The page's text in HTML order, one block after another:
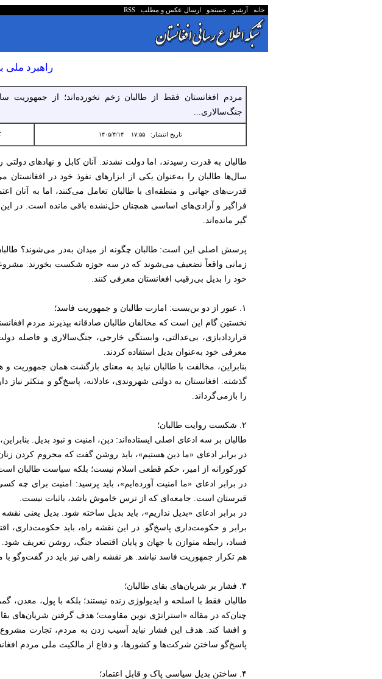
خانه آرشیو جستجو ارسال عکس و مطلب RSS
راهبرد ملی
مردم افغانستان فقط از طالبان زخم نخورده‌اند؛ از جمهوریت
جنگ‌سالاری...
تاریخ انتشار:۱۷:۵۵ ۱۴۰۵/۴/۱۴
طالبان به قدرت رسیدند، اما دولت نشدند. آنان کابل و نهادهای
سال‌ها طالبان را به‌عنوان یکی از ابزارهای نفوذ خود در
قدرت‌های جهانی و منطقه‌ای با طالبان تعامل می‌کنند، اما به
فراگیر و آزادی‌های اساسی همچنان حل‌نشده باقی مانده است. در
گیر مانده‌اند.
پرسش اصلی این است: طالبان چگونه از میدان به‌در می‌شوند؟ طالبان
زمانی واقعاً تضعیف می‌شوند که در سه حوزه شکست بخورند: مشروعیت
خود را بدیل بی‌رقیب افغانستان معرفی کنند.
۱. عبور از دو بن‌بست: امارت طالبان و جمهوریت فاسد؛
نخستین گام این است که مخالفان طالبان صادقانه بپذیرند مردم
قراردادبازی، بی‌عدالتی، وابستگی خارجی، جنگ‌سالاری و فاصله
معرفی خود به‌عنوان بدیل استفاده کردند.
بنابراین، مخالفت با طالبان نباید به معنای بازگشت همان جمهوریت
گذشته. افغانستان به دولتی شهروندی، عادلانه، پاسخ‌گو و متکثر
را بازمی‌گرداند.
۲. شکست روایت طالبان؛
طالبان بر سه ادعای اصلی ایستاده‌اند: دین، امنیت و نبود بدیل.
در برابر ادعای «ما دین هستیم»، باید روشن گفت که محروم کردن
کورکورانه از امیر، حکم قطعی اسلام نیست؛ بلکه سیاست طالبان
در برابر ادعای «ما امنیت آورده‌ایم»، باید پرسید: امنیت برای
قبرستان است. جامعه‌ای که از ترس خاموش باشد، باثبات نیست.
در برابر ادعای «بدیل نداریم»، باید بدیل ساخته شود. بدیل یعنی
برابر و حکومت‌داری پاسخ‌گو. در این نقشه راه، باید حکومت‌داری،
فساد، رابطه متوازن با جهان و پایان اقتصاد جنگ، روشن تعریف
هم تکرار جمهوریت فاسد نباشد. هر نقشه راهی نیز باید در گفت‌وگو
۳. فشار بر شریان‌های بقای طالبان؛
طالبان فقط با اسلحه و ایدیولوژی زنده نیستند؛ بلکه با پول،
چنان‌که در مقاله «استراتژی نوین مقاومت؛ هدف گرفتن شریان‌های
و افشا کند. هدف این فشار نباید آسیب زدن به مردم، تجارت
پاسخ‌گو ساختن شرکت‌ها و کشورها، و دفاع از مالکیت ملی مردم
۴. ساختن بدیل سیاسی پاک و قابل اعتماد؛